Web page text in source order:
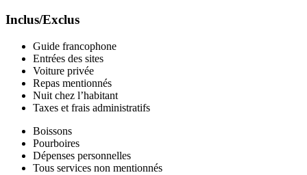
Inclus/Exclus
Guide francophone
Entrées des sites
Voiture privée
Repas mentionnés
Nuit chez l’habitant
Taxes et frais administratifs
Boissons
Pourboires
Dépenses personnelles
Tous services non mentionnés